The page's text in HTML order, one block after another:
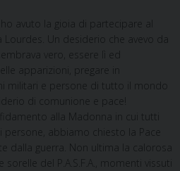
ho avuto la gioia di partecipare al
Lourdes. Un desiderio che avevo da
vero, essere lì ed
apparizioni, pregare in
militari e persone di tutto il mondo
di comunione e pace!
alla Madonna in cui tutti
abbiamo chiesto la Pace
dalla guerra. Non ultima la calorosa
sorelle del P.A.S.F.A., momenti vissuti